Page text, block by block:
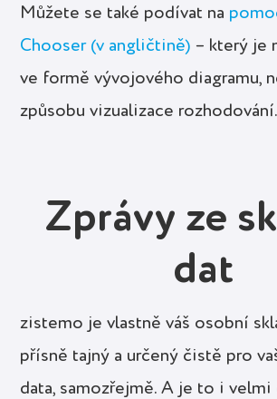
Můžete se také podívat na
Chooser (v angličtině) – který je
ve formě vývojového diagramu,
způsobu vizualizace rozhodování.
Zprávy ze
dat
zistemo je vlastně váš osobní
přísně tajný a určený čistě pro
data, samozřejmě. A je to i velmi